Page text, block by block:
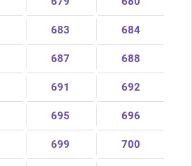
683 684
687 688
691 692
695 696
699 700